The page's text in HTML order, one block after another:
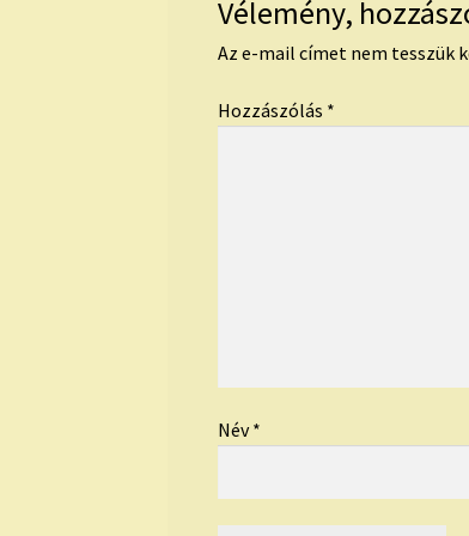
Vélemény,
Az e-mail címet nem tesszük
Hozzászólás *
Név*